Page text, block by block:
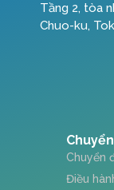
Tầng 2, tòa
Chuo-ku,
Chuyển
Điều